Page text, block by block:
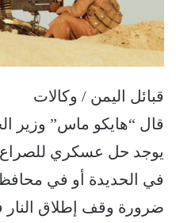
قبائل اليمن / وكالات
قال “هايكو ماس” وزير
يوجد حل عسكري
في الحديدة أو في
ضرورة وقف إطلاق النار